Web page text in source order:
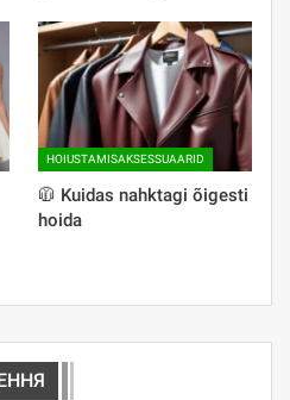
HOIUSTAMISAKSESSUAARID
🧥 Kuidas nahktagi õigesti
hoida